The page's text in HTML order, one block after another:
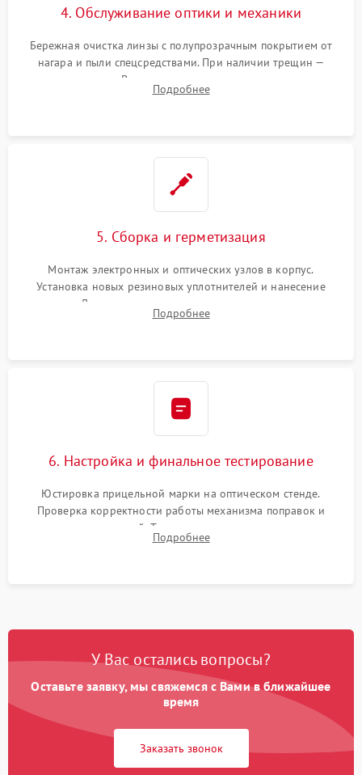
4. Обслуживание оптики и механики
Бережная очистка линзы с полупрозрачным покрытием от
нагара и пыли спецсредствами. При наличии трещин —
замена стекла. Восстановление или замена пружин и
резьбовых элементов в механизме ввода поправок для
Подробнее
5. Сборка и герметизация
Монтаж электронных и оптических узлов в корпус.
Установка новых резиновых уплотнителей и нанесение
герметика. Для закрытых коллиматоров — вакуумирование и
заполнение инертным газом для исключения запотевания
Подробнее
6. Настройка и финальное тестирование
Юстировка прицельной марки на оптическом стенде.
Проверка корректности работы механизма поправок и
отсутствия искажений. Тестирование прицела на ударном
стенде для подтверждения устойчивости к отдаче оружия и
Подробнее
У Вас остались вопросы?
Оставьте заявку, мы свяжемся с Вами в ближайшее
время
Заказать звонок